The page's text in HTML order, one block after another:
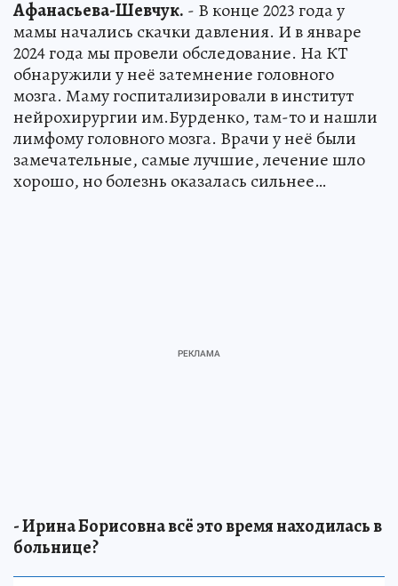
Афанасьева-Шевчук. - В конце 2023 года у
мамы начались скачки давления. И в январе
2024 года мы провели обследование. На КТ
обнаружили у неё затемнение головного
мозга. Маму госпитализировали в институт
нейрохирургии им.Бурденко, там-то и нашли
лимфому головного мозга. Врачи у неё были
замечательные, самые лучшие, лечение шло
хорошо, но болезнь оказалась сильнее…
- Ирина Борисовна всё это время находилась в
больнице?